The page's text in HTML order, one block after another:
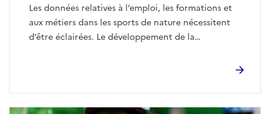
Les données relatives à l’emploi, les formations et
aux métiers dans les sports de nature nécessitent
d’être éclairées. Le développement de la